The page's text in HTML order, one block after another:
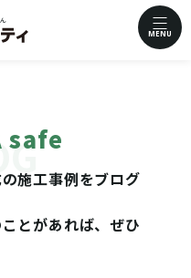
MENU
safe
施工事例をブログ
とがあれば、ぜひ